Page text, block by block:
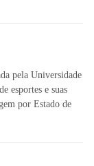
pela Universidade
esportes e suas
por Estado de